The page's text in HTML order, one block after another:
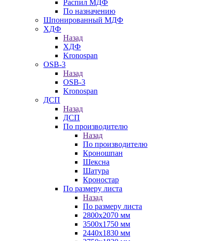
Распил МДФ
По назначению
Шпонированный МДФ
ХДФ
Назад
ХДФ
Kronospan
OSB-3
Назад
OSB-3
Kronospan
ДСП
Назад
ДСП
По производителю
Назад
По производителю
Кроношпан
Шексна
Шатура
Кроностар
По размеру листа
Назад
По размеру листа
2800х2070 мм
3500х1750 мм
2440х1830 мм